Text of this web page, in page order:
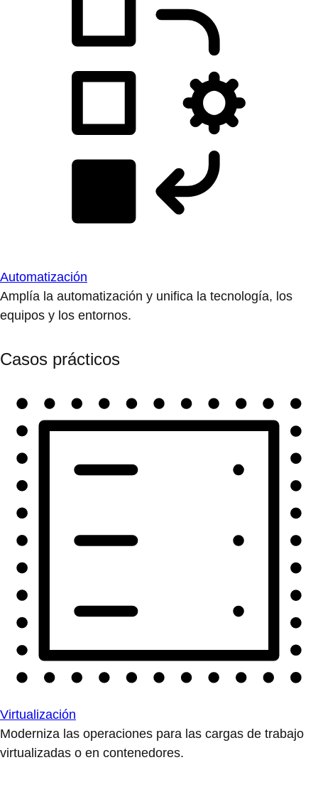
Automatización
Amplía la automatización y unifica la tecnología, los
equipos y los entornos.
Casos prácticos
Virtualización
Moderniza las operaciones para las cargas de trabajo
virtualizadas o en contenedores.